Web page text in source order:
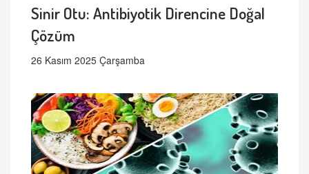
Sinir Otu: Antibiyotik Direncine Doğal
Çözüm
26 Kasım 2025 Çarşamba